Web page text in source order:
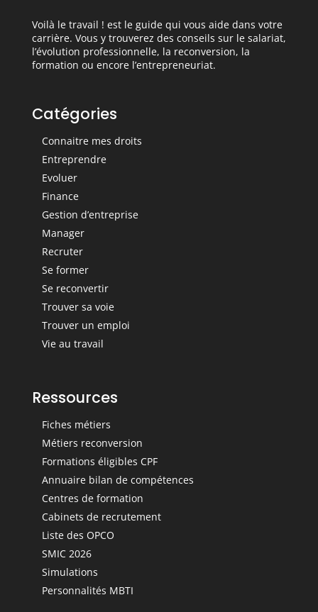
Voilà le travail ! est le guide qui vous aide dans votre
carrière. Vous y trouverez des conseils sur le salariat,
l’évolution professionnelle, la reconversion, la
formation ou encore l’entrepreneuriat.
Catégories
Connaitre mes droits
Entreprendre
Evoluer
Finance
Gestion d’entreprise
Manager
Recruter
Se former
Se reconvertir
Trouver sa voie
Trouver un emploi
Vie au travail
Ressources
Fiches métiers
Métiers reconversion
Formations éligibles CPF
Annuaire bilan de compétences
Centres de formation
Cabinets de recrutement
Liste des OPCO
SMIC 2026
Simulations
Personnalités MBTI